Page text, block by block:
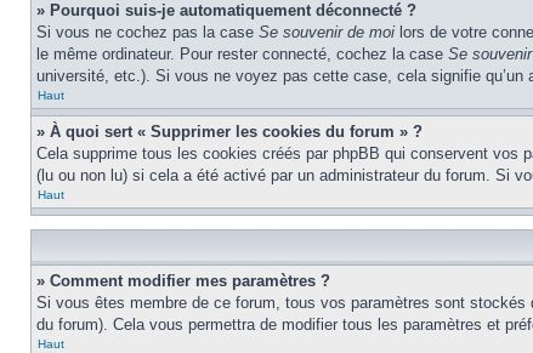
» Pourquoi suis-je automatiquement déconnecté ?
Si vous ne cochez pas la case Se souvenir de moi lors de votre
le même ordinateur. Pour rester connecté, cochez la case Se
université, etc.). Si vous ne voyez pas cette case, cela signifie
Haut
» À quoi sert « Supprimer les cookies du forum » ?
Cela supprime tous les cookies créés par phpBB qui conservent vos
(lu ou non lu) si cela a été activé par un administrateur du forum. Si
Haut
» Comment modifier mes paramètres ?
Si vous êtes membre de ce forum, tous vos paramètres sont
du forum). Cela vous permettra de modifier tous les paramètres et
Haut